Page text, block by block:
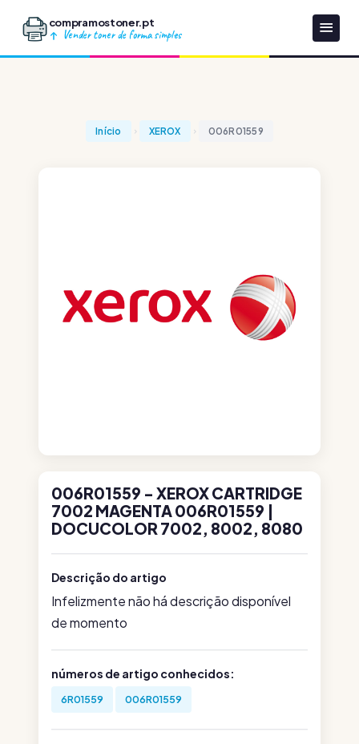
compramostoner.pt
Vender toner de forma simples
Início XEROX 006R01559
006R01559 - XEROX CARTRIDGE
7002 MAGENTA 006R01559 |
DOCUCOLOR 7002, 8002, 8080
Descrição do artigo
Infelizmente não há descrição disponível
de momento
números de artigo conhecidos:
6R01559 006R01559